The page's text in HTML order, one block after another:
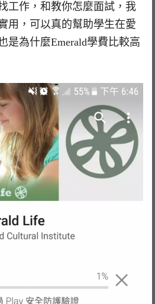
工作，和教你怎麼面試，我
用，可以真的幫助學生在愛
是為什麼Emerald學費比較高